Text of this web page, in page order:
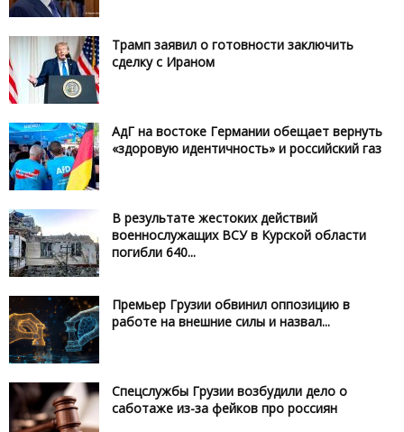
Трамп заявил о готовности заключить
сделку с Ираном
АдГ на востоке Германии обещает вернуть
«здоровую идентичность» и российский газ
В результате жестоких действий
военнослужащих ВСУ в Курской области
погибли 640...
Премьер Грузии обвинил оппозицию в
работе на внешние силы и назвал...
Спецслужбы Грузии возбудили дело о
саботаже из-за фейков про россиян